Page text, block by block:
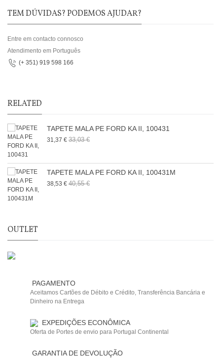
TEM DÚVIDAS? PODEMOS AJUDAR?
Entre em contacto connosco
Atendimento em Português
(+ 351) 919 598 166
RELATED
TAPETE MALA PE FORD KA II, 100431
31,37 € 33,03 €
TAPETE MALA PE FORD KA II, 100431M
38,53 € 40,55 €
OUTLET
PAGAMENTO
Aceitamos Cartões de Débito e Crédito, Transferência Bancária e
Dinheiro na Entrega
EXPEDIÇÕES ECONÔMICA
Oferta de Portes de envio para Portugal Continental
GARANTIA DE DEVOLUÇÃO